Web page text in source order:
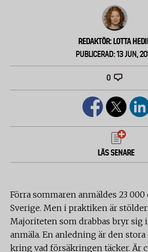
REDAKTÖR: LOTTA
PUBLICERAD: 13 JUN,
0
LÄS SENARE
Förra sommaren anmäldes 23
Sverige. Men i praktiken är
Majoriteten som drabbas bryr sig
anmäla. En anledning är den
kring vad försäkringen täcker. Är